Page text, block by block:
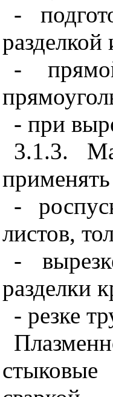
-
разделкой
-
- при
3.1.3.
-
листов,
-
разделки
- резке